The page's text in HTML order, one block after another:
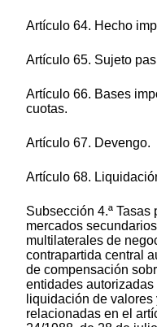
Artículo 64. Hecho
Artículo 65. Sujeto
Artículo 66. Bases
cuotas.
Artículo 67. Devengo.
Artículo 68.
Subsección 4.ª
mercados
multilaterales de
contrapartida central
de compensación
entidades
liquidación de
relacionadas en el